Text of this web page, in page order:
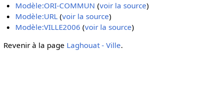
Modèle:ORI-COMMUN (voir la source)
Modèle:URL (voir la source)
Modèle:VILLE2006 (voir la source)
Revenir à la page Laghouat - Ville.